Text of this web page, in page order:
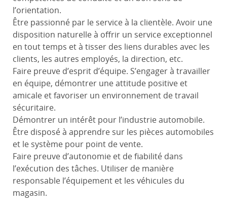
l’orientation.
Être passionné par le service à la clientèle. Avoir une
disposition naturelle à offrir un service exceptionnel
en tout temps et à tisser des liens durables avec les
clients, les autres employés, la direction, etc.
Faire preuve d’esprit d’équipe. S’engager à travailler
en équipe, démontrer une attitude positive et
amicale et favoriser un environnement de travail
sécuritaire.
Démontrer un intérêt pour l’industrie automobile.
Être disposé à apprendre sur les pièces automobiles
et le système pour point de vente.
Faire preuve d’autonomie et de fiabilité dans
l’exécution des tâches. Utiliser de manière
responsable l’équipement et les véhicules du
magasin.